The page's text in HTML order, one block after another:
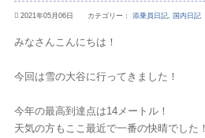
2021年05月06日 カテゴリー： 添乗員日記 国内日記
みなさんこんにちは！
今回は雪の大谷に行ってきました！
今年の最高到達点は14メートル！
天気の方もここ最近で一番の快晴でした！